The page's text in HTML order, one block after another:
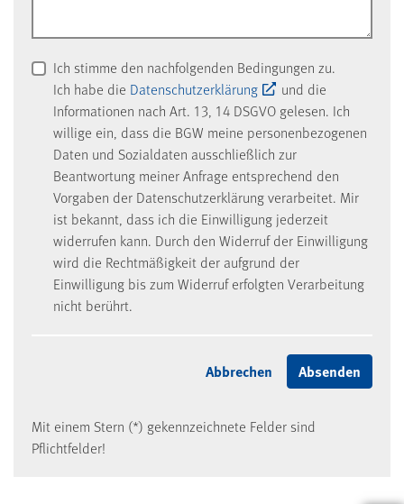
Ich stimme den nachfolgenden Bedingungen zu.
Ich habe die Datenschutzerklärung
und die
Informationen nach Art. 13, 14 DSGVO gelesen. Ich
willige ein, dass die BGW meine personenbezogenen
Daten und Sozialdaten ausschließlich zur
Beantwortung meiner Anfrage entsprechend den
Vorgaben der Datenschutzerklärung verarbeitet. Mir
ist bekannt, dass ich die Einwilligung jederzeit
widerrufen kann. Durch den Widerruf der Einwilligung
wird die Rechtmäßigkeit der aufgrund der
Einwilligung bis zum Widerruf erfolgten Verarbeitung
nicht berührt.
Mit einem Stern (*) gekennzeichnete Felder sind
Pflichtfelder!